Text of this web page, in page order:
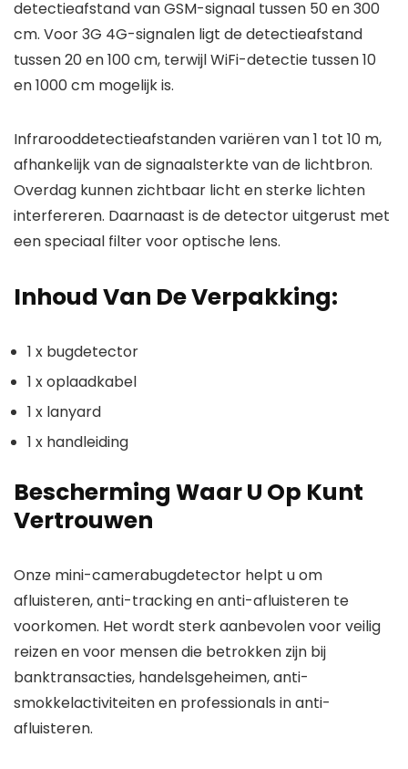
detectieafstand van GSM-signaal tussen 50 en 300
cm. Voor 3G 4G-signalen ligt de detectieafstand
tussen 20 en 100 cm, terwijl WiFi-detectie tussen 10
en 1000 cm mogelijk is.
Infrarooddetectieafstanden variëren van 1 tot 10 m,
afhankelijk van de signaalsterkte van de lichtbron.
Overdag kunnen zichtbaar licht en sterke lichten
interfereren. Daarnaast is de detector uitgerust met
een speciaal filter voor optische lens.
Inhoud Van De Verpakking:
1 x bugdetector
1 x oplaadkabel
1 x lanyard
1 x handleiding
Bescherming Waar U Op Kunt
Vertrouwen
Onze mini-camerabugdetector helpt u om
afluisteren, anti-tracking en anti-afluisteren te
voorkomen. Het wordt sterk aanbevolen voor veilig
reizen en voor mensen die betrokken zijn bij
banktransacties, handelsgeheimen, anti-
smokkelactiviteiten en professionals in anti-
afluisteren.